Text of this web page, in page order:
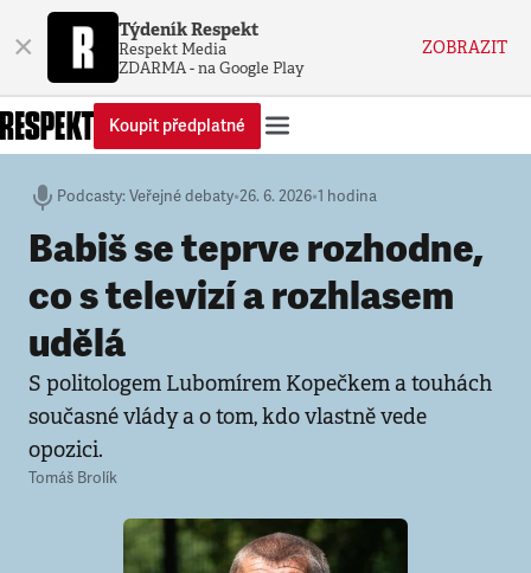
× Týdeník Respekt
Respekt Media
ZDARMA - na Google Play
ZOBRAZIT
Koupit předplatné
Podcasty: Veřejné debaty•26. 6. 2026•1 hodina
Babiš se teprve rozhodne,
co s televizí a rozhlasem
udělá
S politologem Lubomírem Kopečkem a touhách
současné vlády a o tom, kdo vlastně vede
opozici.
Tomáš Brolík